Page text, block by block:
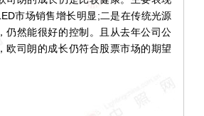
市场销售增长明显;二是在传统光源
仍然能很好的控制。且从去年公司公
欧司朗的成长仍符合股票市场的期望